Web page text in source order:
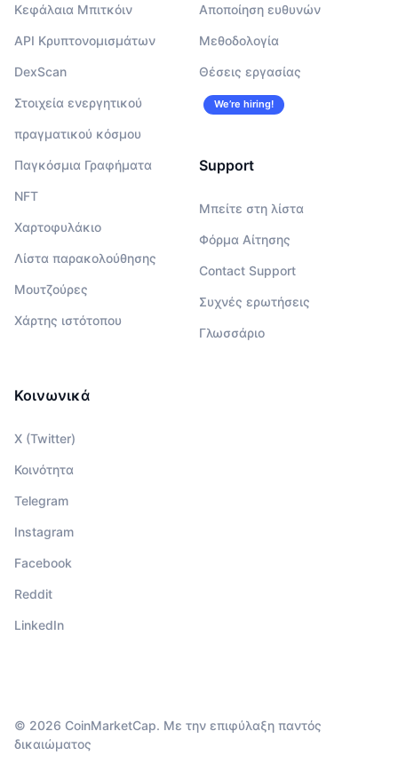
Κεφάλαια Μπιτκόιν
API Κρυπτονομισμάτων
DexScan
Στοιχεία ενεργητικού
πραγματικού κόσμου
Παγκόσμια Γραφήματα
NFT
Χαρτοφυλάκιο
Λίστα παρακολούθησης
Μουτζούρες
Χάρτης ιστότοπου
Αποποίηση ευθυνών
Μεθοδολογία
Θέσεις εργασίας
We’re hiring!
Support
Μπείτε στη λίστα
Φόρμα Αίτησης
Contact Support
Συχνές ερωτήσεις
Γλωσσάριο
Κοινωνικά
X (Twitter)
Κοινότητα
Telegram
Instagram
Facebook
Reddit
LinkedIn
© 2026 CoinMarketCap. Με την επιφύλαξη παντός
δικαιώματος